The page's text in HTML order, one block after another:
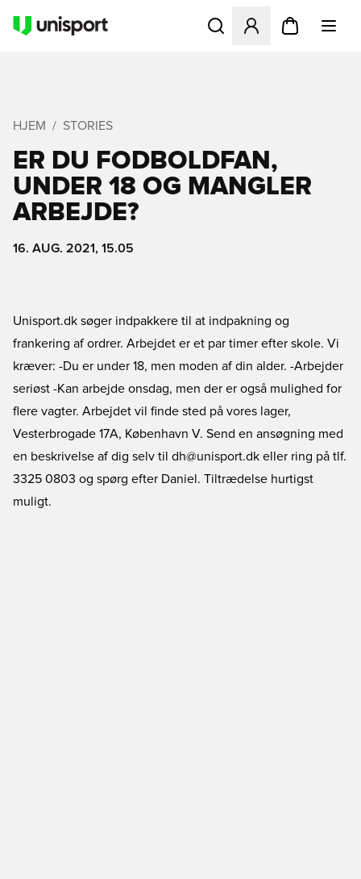
Åbner en Modal til at
HJEM STORIES
ER DU FODBOLDFAN,
UNDER 18 OG MANGLER
ARBEJDE?
16. AUG. 2021, 15.05
Unisport.dk søger indpakkere til at indpakning og
frankering af ordrer. Arbejdet er et par timer efter skole. Vi
kræver: -Du er under 18, men moden af din alder. -Arbejder
seriøst -Kan arbejde onsdag, men der er også mulighed for
flere vagter. Arbejdet vil finde sted på vores lager,
Vesterbrogade 17A, København V. Send en ansøgning med
en beskrivelse af dig selv til dh@unisport.dk eller ring på tlf.
3325 0803 og spørg efter Daniel. Tiltrædelse hurtigst
muligt.